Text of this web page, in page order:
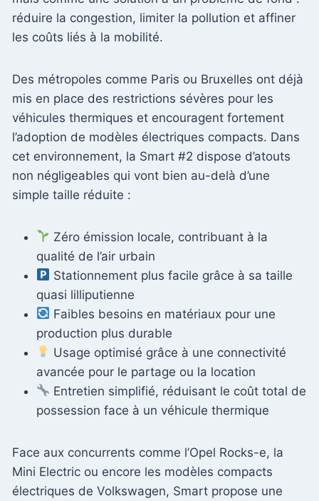
réduire la congestion, limiter la pollution et affiner
les coûts liés à la mobilité.
Des métropoles comme Paris ou Bruxelles ont déjà
mis en place des restrictions sévères pour les
véhicules thermiques et encouragent fortement
l’adoption de modèles électriques compacts. Dans
cet environnement, la Smart #2 dispose d’atouts
non négligeables qui vont bien au-delà d’une
simple taille réduite :
Zéro émission locale, contribuant à la
qualité de l’air urbain
Stationnement plus facile grâce à sa taille
quasi lilliputienne
Faibles besoins en matériaux pour une
production plus durable
Usage optimisé grâce à une connectivité
avancée pour le partage ou la location
Entretien simplifié, réduisant le coût total de
possession face à un véhicule thermique
Face aux concurrents comme l’Opel Rocks-e, la
Mini Electric ou encore les modèles compacts
électriques de Volkswagen, Smart propose une